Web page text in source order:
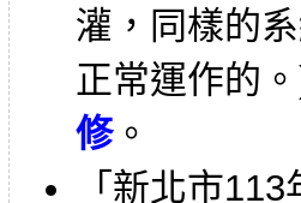
灌，同樣的
正常運作的
修。
「新北市